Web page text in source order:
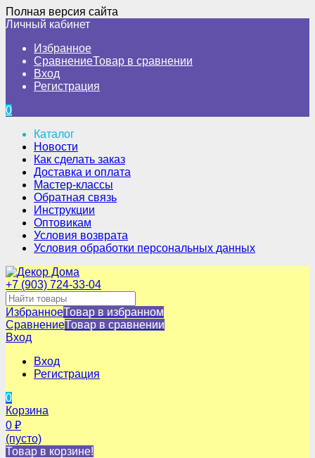
Полная версия сайта
Личный кабинет
Избранное
СравнениеТовар в сравнении
Вход
Регистрация
0
Каталог
Новости
Как сделать заказ
Доставка и оплата
Мастер-классы
Обратная связь
Инструкции
Оптовикам
Условия возврата
Условия обработки персональных данных
+7 (903) 724-33-04
ИзбранноеТовар в избранном
СравнениеТовар в сравнении
Вход
Вход
Регистрация
0
Корзина
0 ₽
(пусто)
Товар в корзине!